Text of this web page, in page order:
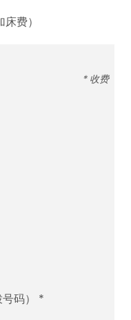
费）
* 收费
码） *